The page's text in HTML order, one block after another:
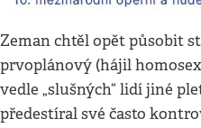
Zeman chtěl opět působit
prvoplánový (hájil
vedle „slušných“ lidí jiné
předestíral své často